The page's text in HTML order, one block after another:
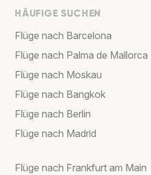
HÄUFIGE SUCHEN
Flüge nach Barcelona
Flüge nach Palma de Mallorca
Flüge nach Moskau
Flüge nach Bangkok
Flüge nach Berlin
Flüge nach Madrid
Flüge nach Frankfurt am Main